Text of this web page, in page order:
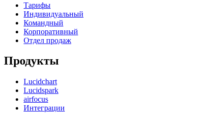
Тарифы
Индивидуальный
Командный
Корпоративный
Отдел продаж
Продукты
Lucidchart
Lucidspark
airfocus
Интеграции